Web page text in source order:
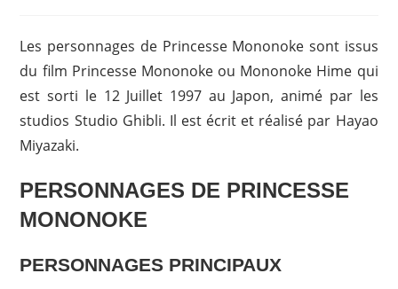
Les personnages de Princesse Mononoke sont issus
du film Princesse Mononoke ou Mononoke Hime qui
est sorti le 12 Juillet 1997 au Japon, animé par les
studios Studio Ghibli. Il est écrit et réalisé par Hayao
Miyazaki.
PERSONNAGES DE PRINCESSE
MONONOKE
PERSONNAGES PRINCIPAUX